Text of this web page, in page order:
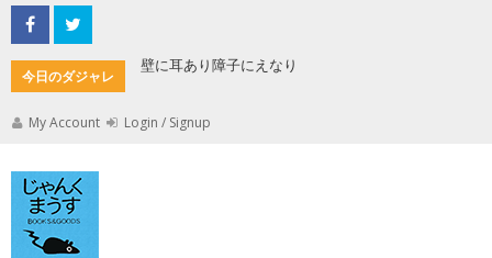
Skip
to
content
今日のダジャレ
んた 壁に耳あり障子にえなり
My Account Login / Signup